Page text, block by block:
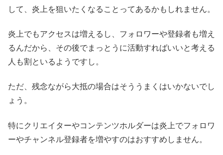
して、炎上を狙いたくなることってあるかもしれません。
炎上でもアクセスは増えるし、フォロワーや登録者も増え
るんだから、その後でまっとうに活動すればいいと考える
人も割といるようですし。
ただ、残念ながら大抵の場合はそううまくはいかないでし
ょう。
特にクリエイターやコンテンツホルダーは炎上でフォロワ
ーやチャンネル登録者を増やすのはおすすめしません。